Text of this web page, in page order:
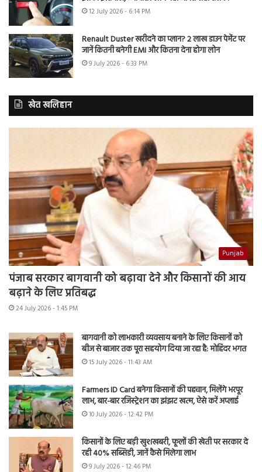
12 July 2026 - 6:14 PM
Renault Duster खरीदने का प्लान? 2 लाख डाउन पेमेंट पर
जानें कितनी बनेगी EMI और कितना देना होगा लोन
9 July 2026 - 6:33 PM
खेत खलिहान
Punjab
पंजाब सरकार बागवानी को बढ़ावा देने और किसानों की आय
बढ़ाने के लिए प्रतिबद्ध
24 July 2026 - 1:45 PM
बागवानी को लाभकारी व्यवसाय बनाने के लिए किसानों को
बीज से बाजार तक पूरा सहयोग दिया जा रहा है: मोहिंदर भगत
15 July 2026 - 11:43 AM
Farmers ID Card बनेगा किसानों की पहचान, मिलेंगे भरपूर
लाभ, बार-बार रजिस्ट्रेशन का झंझट खत्म, ऐसे करें अप्लाई
10 July 2026 - 12:42 PM
किसानों के लिए बड़ी खुशखबरी, फूलों की खेती पर सरकार दे
रही 40% सब्सिडी, जानें कैसे मिलेगा लाभ
9 July 2026 - 12:46 PM